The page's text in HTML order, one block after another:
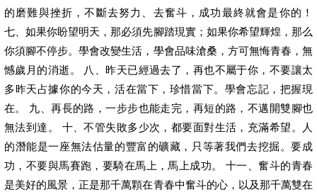
的磨難與挫折，不斷去努力、去奮斗，成功最終就會是你的！
七、如果你盼望明天，那必須先腳踏現實；如果你希望輝煌，那么
你須腳不停步。學會改變生活，學會品味滄桑，方可無悔青春，無
憾歲月的消逝。 八、昨天已經過去了，再也不屬于你，不要讓太
多昨天占據你的今天，活在當下，珍惜當下。學會忘記，把握現
在。 九、再長的路，一步步也能走完，再短的路，不邁開雙腳也
無法到達。 十、不管失敗多少次，都要面對生活，充滿希望。人
的潛能是一座無法估量的豐富的礦藏，只等著我們去挖掘。要成
功，不要與馬賽跑，要騎在馬上，馬上成功。 十一、奮斗的青春
是美好的風景，正是那千萬顆在青春中奮斗的心，以及那千萬雙在